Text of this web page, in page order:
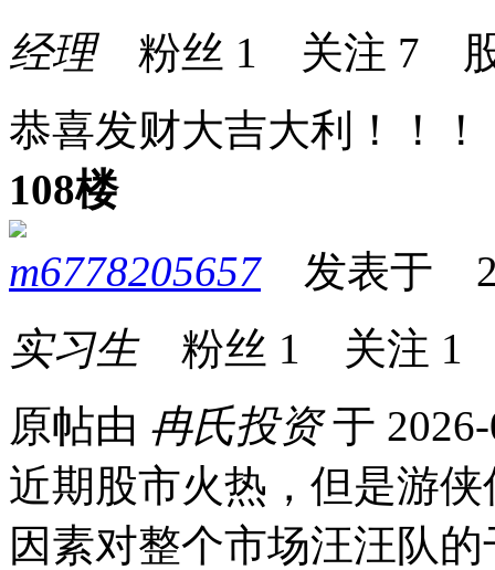
经理粉丝 1 关注 7
恭喜发财大吉大利！！！
108楼
m6778205657发表于
实习生粉丝 1 关注 1
原帖由 冉氏投资于
近期股市火热，但是游
因素对整个市场汪汪队